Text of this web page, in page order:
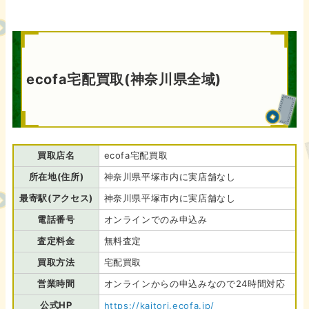
ecofa宅配買取(神奈川県全域)
買取店名
ecofa宅配買取
所在地(住所)
神奈川県平塚市内に実店舗なし
最寄駅(アクセス)
神奈川県平塚市内に実店舗なし
電話番号
オンラインでのみ申込み
査定料金
無料査定
買取方法
宅配買取
営業時間
オンラインからの申込みなので24時間対応
公式HP
https://kaitori.ecofa.jp/